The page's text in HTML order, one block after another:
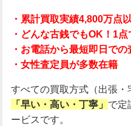
・累計買取実績4,800万点
・どんな古銭でもOK！1
・お電話から最短即日で
・女性査定員が多数在籍
すべての買取方式（出張・
「早い・高い・丁寧」 で定
ービスです。